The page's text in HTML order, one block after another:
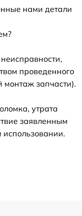
нами детали
проведенного
монтаж запчасти).
утрата
заявленным